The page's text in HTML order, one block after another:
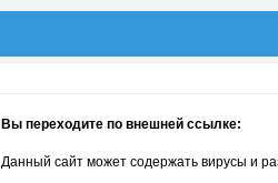
Вы переходите по внешней ссылке:
Данный сайт может содержать вирусы и